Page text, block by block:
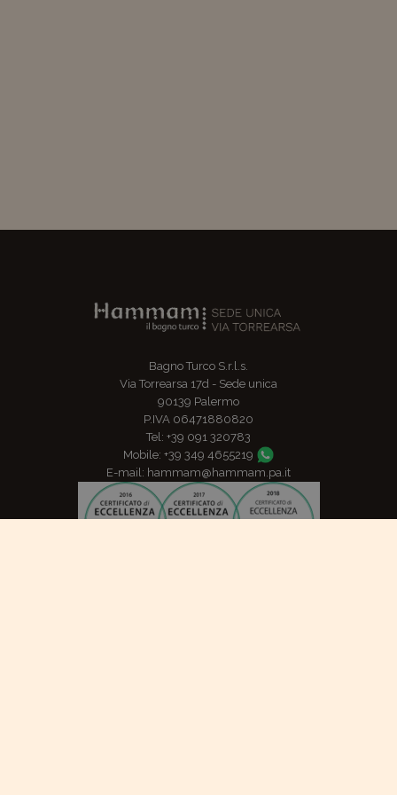
Bagno Turco S.r.l.s.
Via Torrearsa 17d - Sede unica
90139 Palermo
P.IVA 06471880820
Tel: +39 091 320783
Mobile: +39 349 4655219
E-mail: hammam@hammam.pa.it